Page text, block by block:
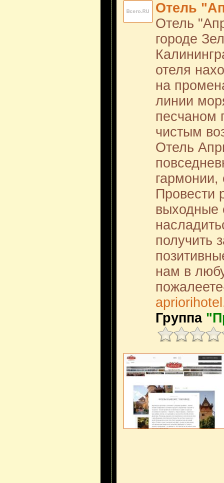
Отель
Отель
городе
отеля
на
линии
песчаном
чистым
Отель
гармонии,
Провести
выходные
получить
нам в
Группа